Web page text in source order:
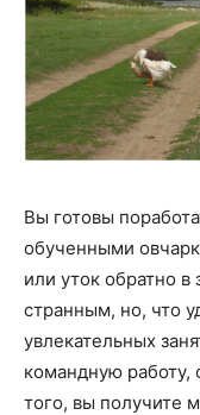
Вы готовы
обученными
или уток обратно в
странным, но, что
увлекательных
командную
того, вы получите